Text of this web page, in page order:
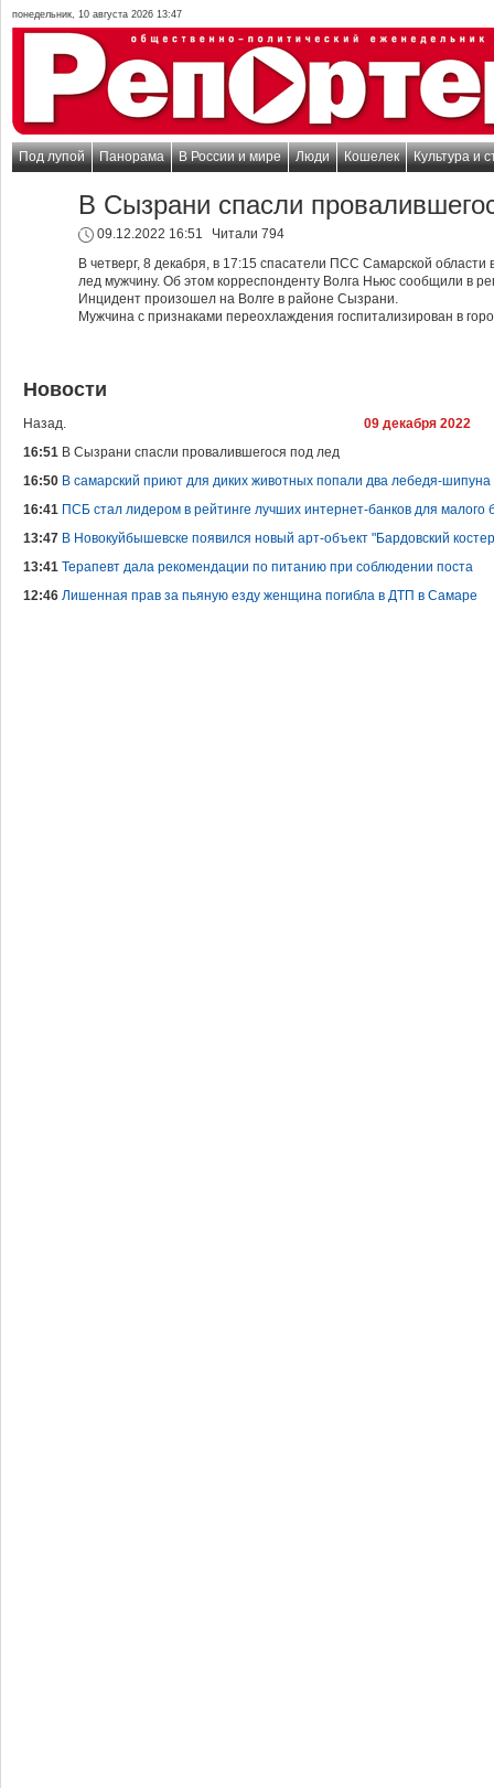
понедельник, 10 августа 2026 13:47
Под лупой Панорама В России и мире Люди Кошелек Культура и
В Сызрани спасли
09.12.2022 16:51
Читали 794
В четверг, 8 декабря, в 17:15 спасатели ПСС Самарской
лед мужчину. Об этом корреспонденту Волга Ньюс сообщили в
Инцидент произошел на Волге в районе Сызрани.
Мужчина с признаками переохлаждения госпитализирован в
Новости
Назад.
09 декабря 2022
16:51 В Сызрани спасли провалившегося под лед
16:50 В самарский приют для диких животных попали два лебедя-шипуна
16:41 ПСБ стал лидером в рейтинге лучших интернет-банков для малого
13:47 В Новокуйбышевске появился новый арт-объект "Бардовский
13:41 Терапевт дала рекомендации по питанию при соблюдении поста
12:46 Лишенная прав за пьяную езду женщина погибла в ДТП в Самаре